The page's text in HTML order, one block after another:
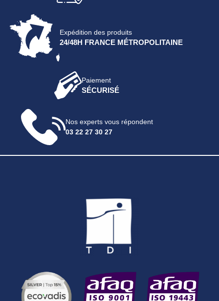
Expédition des produits
24/48H FRANCE MÉTROPOLITAINE
Paiement
SÉCURISÉ
Nos experts vous répondent
03 22 27 30 27